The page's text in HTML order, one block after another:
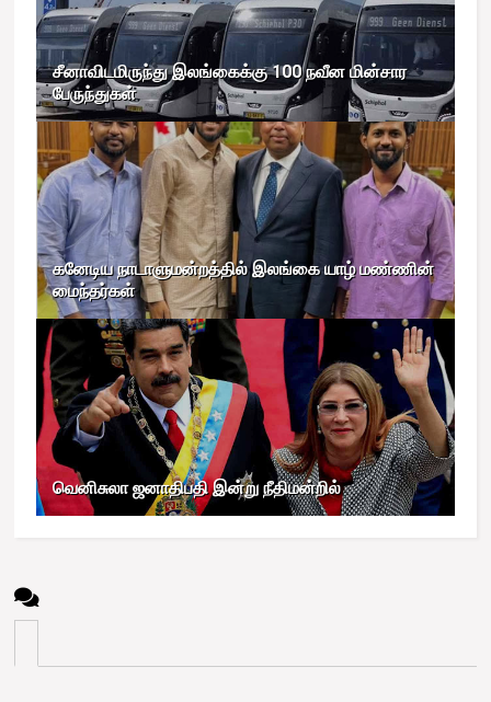
சீனாவிடமிருந்து இலங்கைக்கு 100 நவீன மின்சார
பேருந்துகள்
கனேடிய நாடாளுமன்றத்தில் இலங்கை யாழ் மண்ணின்
மைந்தர்கள்
வெனிசுலா ஜனாதிபதி இன்று நீதிமன்றில்